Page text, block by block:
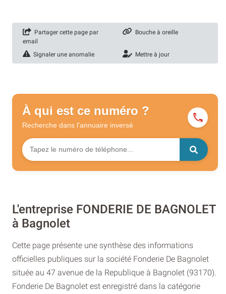
Partager cette page par
email
Bouche à oreille
Signaler une anomalie Mettre à jour
À qui est ce numéro ?
Recherche dans l'annuaire inversé
L'entreprise FONDERIE DE BAGNOLET
à Bagnolet
Cette page présente une synthèse des informations
officielles publiques sur la société Fonderie De Bagnolet
située au 47 avenue de la Republique à Bagnolet (93170).
Fonderie De Bagnolet est enregistré dans la catégorie